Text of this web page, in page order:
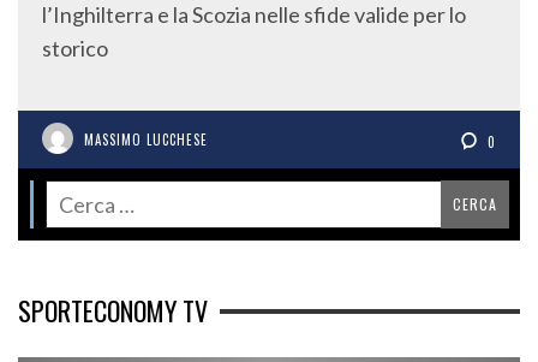
l’Inghilterra e la Scozia nelle sfide valide per lo
storico
MASSIMO LUCCHESE 0
SPORTECONOMY TV